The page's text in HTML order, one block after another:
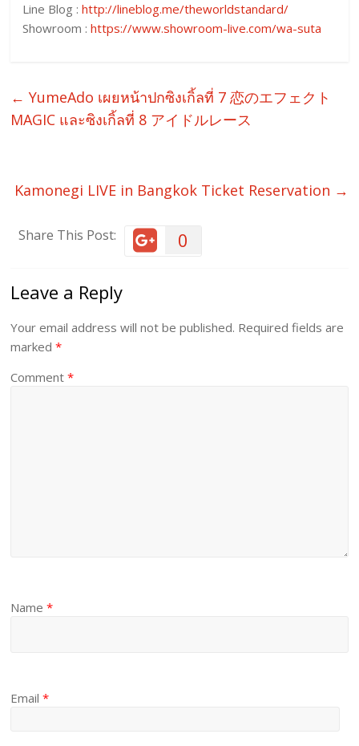
Line Blog :http://lineblog.me/theworldstandard/
Showroom :https://www.showroom-live.com/wa-suta
← YumeAdo เผยหน้าปกซิงเกิ้ลที่ 7 恋のエフェクト
MAGIC และซิงเกิ้ลที่ 8 アイドルレース
Kamonegi LIVE in Bangkok Ticket Reservation →
Share This Post: 0
Leave a Reply
Your email address will not be published. Required fields are
marked*
Comment*
Name*
Email*